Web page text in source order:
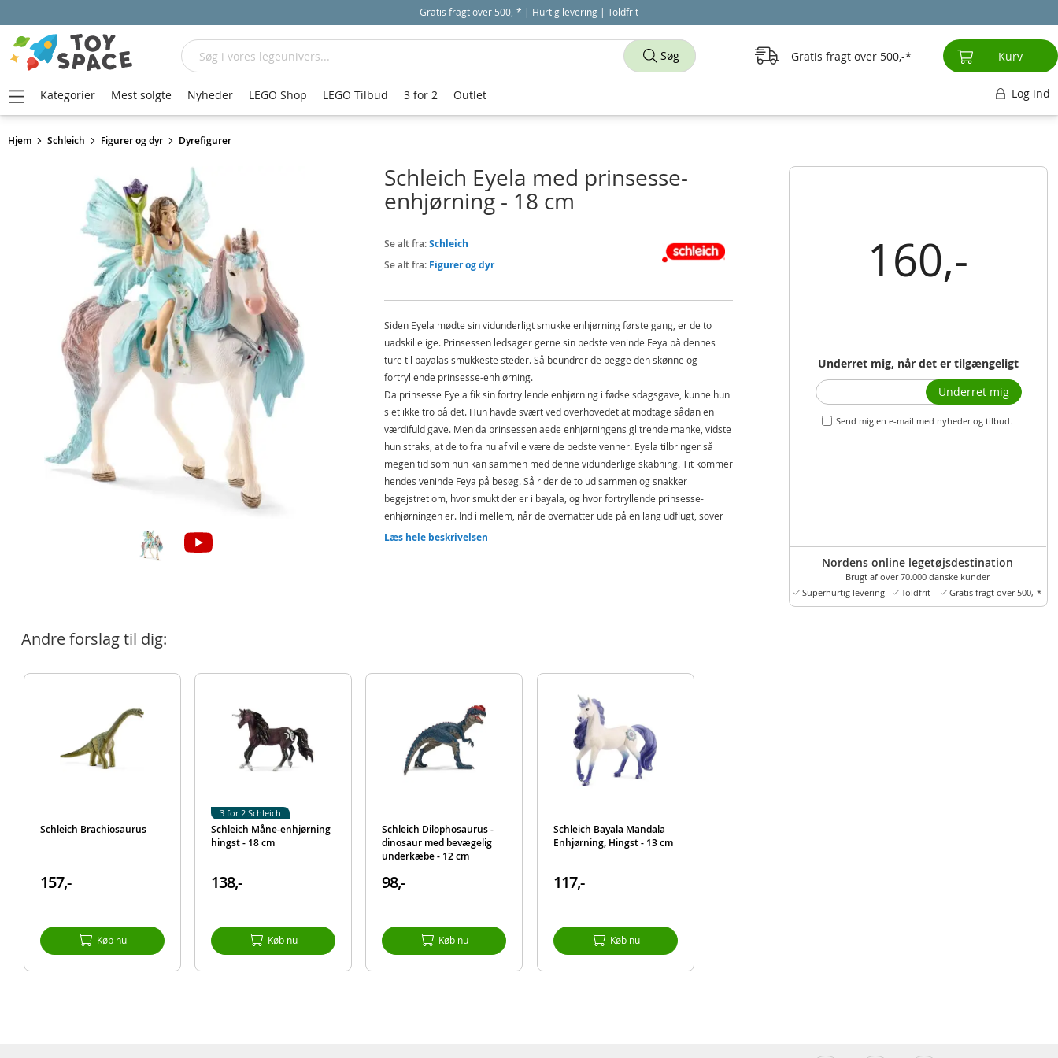
Gratis fragt over 500,-* | Hurtig levering | Toldfrit
Hjem Schleich Figurer og dyr Dyrefigurer
160,-
Underret mig, når det er tilgængeligt
Send mig en e-mail med nyheder og tilbud.
Underret mig
Nordens online legetøjsdestination
Brugt af over 70.000 danske kunder
Superhurtig levering
Toldfrit Gratis fragt over 500,-*
Schleich Eyela med prinsesse-
enhjørning - 18 cm
Se alt fra:Schleich
Se alt fra: Figurer og dyr
Siden Eyela mødte sin vidunderligt smukke enhjørning første gang, er de to
uadskillelige. Prinsessen ledsager gerne sin bedste veninde Feya på dennes
ture til bayalas smukkeste steder. Så beundrer de begge den skønne og
fortryllende prinsesse-enhjørning.
Da prinsesse Eyela fik sin fortryllende enhjørning i fødselsdagsgave, kunne hun
slet ikke tro på det. Hun havde svært ved overhovedet at modtage sådan en
værdifuld gave. Men da prinsessen aede enhjørningens glitrende manke, vidste
hun straks, at de to fra nu af ville være de bedste venner. Eyela tilbringer så
megen tid som hun kan sammen med denne vidunderlige skabning. Tit kommer
hendes veninde Feya på besøg. Så rider de to ud sammen og snakker
begejstret om, hvor smukt der er i bayala, og hvor fortryllende prinsesse-
enhjørningen er. Ind i mellem, når de overnatter ude på en lang udflugt, sover
Eyela helt tæt på sin elskede enhjørning. Vil du med ud at ride sammen med
Alle enhjørningerne ejer magi. Men Eyelas enhjørning har et horn med
Indeholder:
1 Eyela-figur
1 enhjørning
Mål: 15 x 8,2 x 18 cm (BxDxH)
Alder: fra 5 år
Produktdetaljer
Model
EAN 4055744020384
Mærke Schleich
Læs hele beskrivelsen
Andre forslag til dig:
Schleich Brachiosaurus
157,-
Køb nu
Schleich Måne-enhjørning
hingst - 18 cm
138,-
Køb nu
3 for 2 Schleich
Schleich Dilophosaurus -
dinosaur med bevægelig
underkæbe - 12 cm
98,-
Køb nu
Schleich Bayala Mandala
Enhjørning, Hingst - 13 cm
117,-
Køb nu
Søg
Søg Gratis fragt over 500,- Kurv
Kategorier Mest solgte Nyheder LEGO Shop LEGO Tilbud 3 for 2 Outlet Log ind